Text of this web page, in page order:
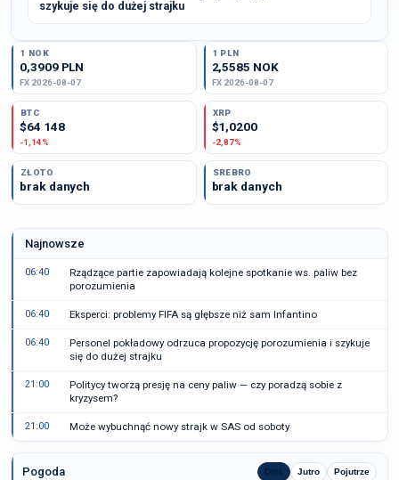
szykuje się do dużej strajku
1 NOK
0,3909 PLN
FX 2026-08-07
1 PLN
2,5585 NOK
FX 2026-08-07
BTC
$64 148
-1,14%
XRP
$1,0200
-2,87%
ZŁOTO
brak danych
SREBRO
brak danych
Najnowsze
06:40
Rządzące partie zapowiadają kolejne spotkanie ws. paliw bez
porozumienia
06:40 Eksperci: problemy FIFA są głębsze niż sam Infantino
06:40
Personel pokładowy odrzuca propozycję porozumienia i szykuje
się do dużej strajku
21:00
Politycy tworzą presję na ceny paliw — czy poradzą sobie z
kryzysem?
21:00 Może wybuchnąć nowy strajk w SAS od soboty
Pogoda Dziś Jutro Pojutrze